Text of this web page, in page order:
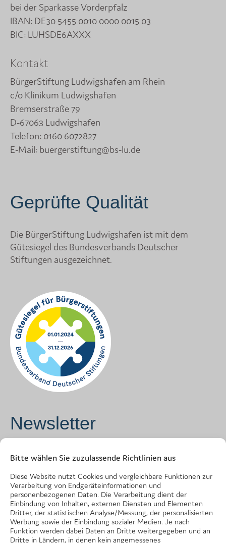
Bitte wählen Sie zuzulassende Richtlinien aus
Diese Website nutzt Cookies und vergleichbare Funktionen zur
Verarbeitung von Endgeräteinformationen und
personenbezogenen Daten. Die Verarbeitung dient der
Einbindung von Inhalten, externen Diensten und Elementen
Dritter, der statistischen Analyse/Messung, der personalisierten
Werbung sowie der Einbindung sozialer Medien. Je nach
Funktion werden dabei Daten an Dritte weitergegeben und an
Dritte in Ländern, in denen kein angemessenes
bei der Sparkasse Vorderpfalz
IBAN: DE30 5455 0010 0000 0015 03
BIC: LUHSDE6AXXX
Kontakt
BürgerStiftung Ludwigshafen am Rhein
c/o Klinikum Ludwigshafen
Bremserstraße 79
D-67063 Ludwigshafen
Telefon: 0160 6072827
E-Mail: buergerstiftung@bs-lu.de
Geprüfte Qualität
Die BürgerStiftung Ludwigshafen ist mit dem
Gütesiegel des Bundesverbands Deutscher
Stiftungen ausgezeichnet.
Newsletter
Vorname*
Name*
E-Mail Adresse*